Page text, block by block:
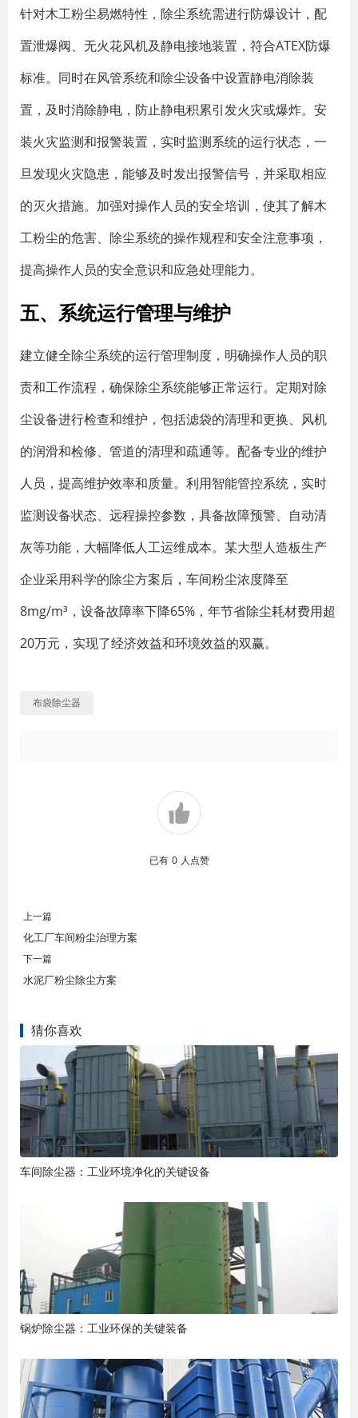
针对木工粉尘易燃特性，除尘系统需进行防爆设计，配
置泄爆阀、无火花风机及静电接地装置，符合ATEX防爆
标准。同时在风管系统和除尘设备中设置静电消除装
置，及时消除静电，防止静电积累引发火灾或爆炸。安
装火灾监测和报警装置，实时监测系统的运行状态，一
旦发现火灾隐患，能够及时发出报警信号，并采取相应
的灭火措施。加强对操作人员的安全培训，使其了解木
工粉尘的危害、除尘系统的操作规程和安全注意事项，
提高操作人员的安全意识和应急处理能力。
五、系统运行管理与维护
建立健全除尘系统的运行管理制度，明确操作人员的职
责和工作流程，确保除尘系统能够正常运行。定期对除
尘设备进行检查和维护，包括滤袋的清理和更换、风机
的润滑和检修、管道的清理和疏通等。配备专业的维护
人员，提高维护效率和质量。利用智能管控系统，实时
监测设备状态、远程操控参数，具备故障预警、自动清
灰等功能，大幅降低人工运维成本。某大型人造板生产
企业采用科学的除尘方案后，车间粉尘浓度降至
8mg/m³，设备故障率下降65%，年节省除尘耗材费用超
20万元，实现了经济效益和环境效益的双赢。
布袋除尘器
已有 0 人点赞
上一篇
化工厂车间粉尘治理方案
下一篇
水泥厂粉尘除尘方案
猜你喜欢
车间除尘器：工业环境净化的关键设备
锅炉除尘器：工业环保的关键装备